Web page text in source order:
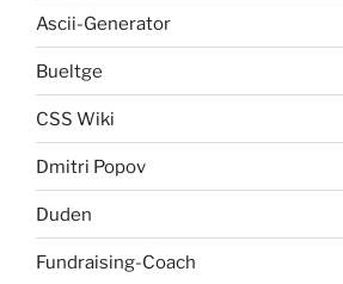
Ascii-Generator
Bueltge
CSS Wiki
Dmitri Popov
Duden
Fundraising-Coach